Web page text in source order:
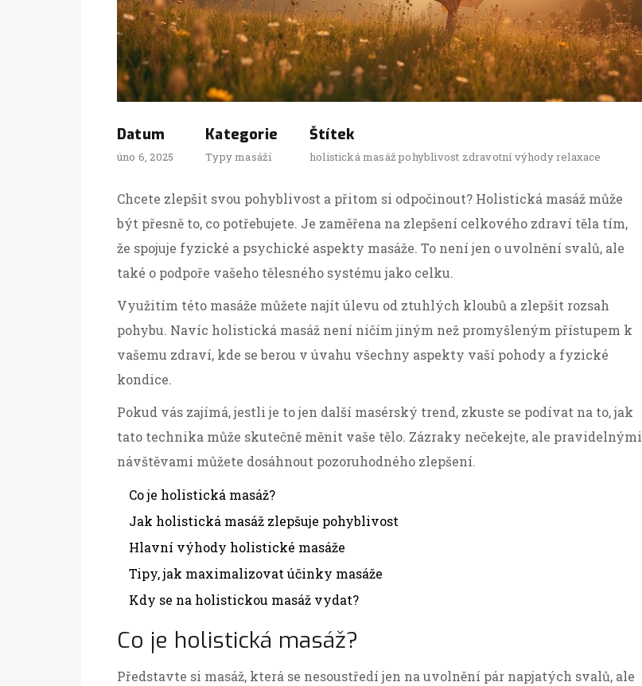
Datum
úno 6, 2025
Kategorie
Typy masáží
Štítek
holistická masáž pohyblivost zdravotní výhodyrelaxace
Chcete zlepšit svou pohyblivost a přitom si odpočinout? Holistická masáž může
být přesně to, co potřebujete. Je zaměřena na zlepšení celkového zdraví těla tím,
že spojuje fyzické a psychické aspekty masáže. To není jen o uvolnění svalů, ale
také o podpoře vašeho tělesného systému jako celku.
Využitím této masáže můžete najít úlevu od ztuhlých kloubů a zlepšit rozsah
pohybu. Navíc holistická masáž není ničím jiným než promyšleným přístupem k
vašemu zdraví, kde se berou v úvahu všechny aspekty vaší pohody a fyzické
kondice.
Pokud vás zajímá, jestli je to jen další masérský trend, zkuste se podívat na to, jak
tato technika může skutečně měnit vaše tělo. Zázraky nečekejte, ale pravidelnými
návštěvami můžete dosáhnout pozoruhodného zlepšení.
Co je holistická masáž?
Jak holistická masáž zlepšuje pohyblivost
Hlavní výhody holistické masáže
Tipy, jak maximalizovat účinky masáže
Kdy se na holistickou masáž vydat?
Co je holistická masáž?
Představte si masáž, která se nesoustředí jen na uvolnění pár napjatých svalů, ale